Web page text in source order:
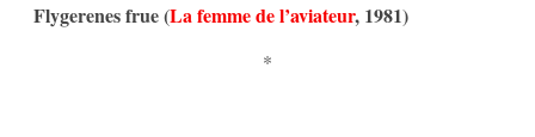
Flygerenes frue (La femme de l’aviateur, 1981)
*